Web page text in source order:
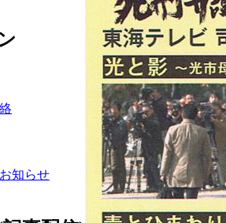
知らせ